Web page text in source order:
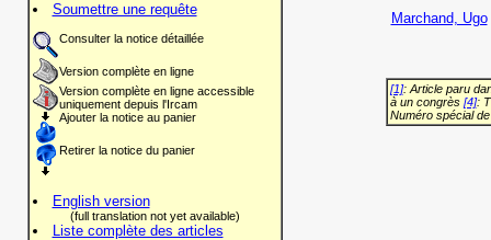
Soumettre une requête
Consulter la notice détaillée
Version complète en ligne
Version complète en ligne accessible
uniquement depuis l'Ircam
Ajouter la notice au panier
Retirer la notice du panier
English version
(full translation not yet available)
Liste complète des articles
Marchand, Ugo
[1]: Article paru
à un congrès [4]:
Numéro spécial